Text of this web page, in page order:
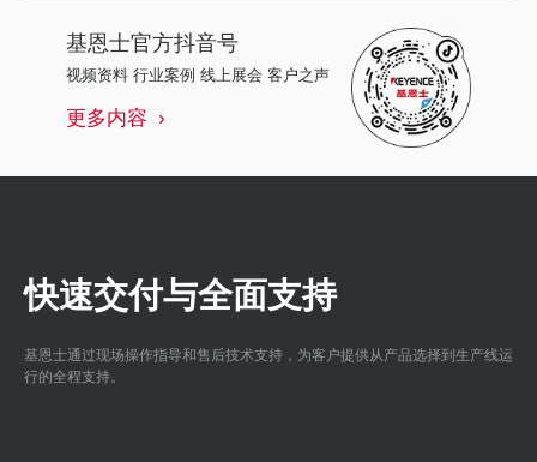
基恩士官方抖音号
视频资料 行业案例 线上展会 客户之声
更多内容
快速交付与全面支持
基恩士通过现场操作指导和售后技术支持，为客户提供从产品选择到生产线运
行的全程支持。